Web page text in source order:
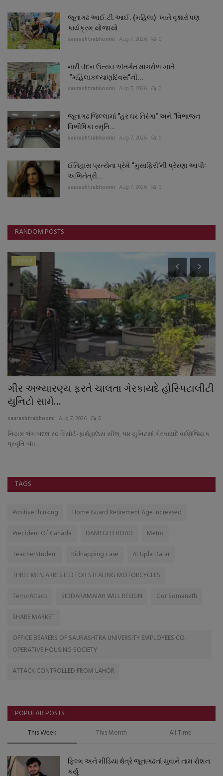
જૂનાગઢ આઈ.ટી.આઈ. (મહિલા) ખાતે વૃક્ષારોપણ
કાર્યક્રમ યોજાયો
saurashtrabhoomi Aug 7, 2026 0
નારી વંદન ઉત્સવ અંતર્ગત માંગરોળ ખાતે
“મહિલાકલ્યાણદિવસ”ની...
saurashtrabhoomi Aug 7, 2026 0
જૂનાગઢ જિલ્લામાં "હર ઘર તિરંગા" અને "વિભાજન
વિભીષિકા સ્મૃતિ...
saurashtrabhoomi Aug 7, 2026 0
ઈતિહાસ પ્રત્યેના પ્રેમે “મુસાફિરી’ની પ્રેરણા આપીઃ
અભિનેત્રી...
saurashtrabhoomi Aug 7, 2026 0
RANDOM POSTS
ગુજરાત
ગીર અભ્યારણ્ય ફરતે ચાલતા ગેરકાયદે હોસ્પિટાલીટી
યુનિટો સામે...
saurashtrabhoomi Aug 7, 2026 0
નિયમ ભંગ બદલ ર૦ રિસોર્ટ-ફાર્મહાઉસ સીલ, પ૪ યુનિટમાં ગેરકાયદે વાણિજ્યિક
પ્રવૃતિ બંધ...
TAGS
PositiveThinking
Home Guard Retirement Age Increased
Precident Of Canada
DAMEGED ROAD
Metro
TeacherStudent
Kidnapping case
At Upla Datar
THREE MEN ARRESTED FOR STEALING MOTORCYCLES
TerrorAttack
SIDDARAMAIAH WILL RESIGN
Gor Somanath
SHARE MARKET
OFFICE BEARERS OF SAURASHTRA UNIVERSITY EMPLOYEES CO-
OPERATIVE HOUSING SOCIETY
ATTACK CONTROLLED FROM LAHOR
POPULAR POSTS
This Week This Month All Time
ફિલ્મ અને મીડિયા ક્ષેત્રે જૂનાગઢનાં યુવાને નામ રોશન
કર્યું